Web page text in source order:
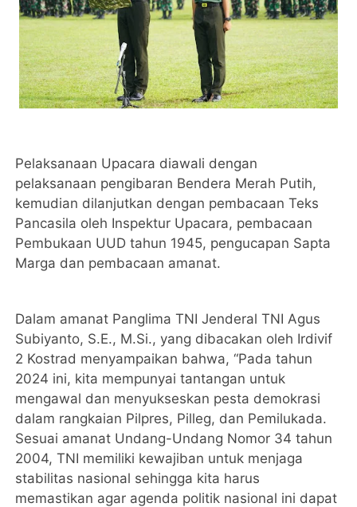
Pelaksanaan Upacara diawali dengan
pelaksanaan pengibaran Bendera Merah Putih,
kemudian dilanjutkan dengan pembacaan Teks
Pancasila oleh Inspektur Upacara, pembacaan
Pembukaan UUD tahun 1945, pengucapan Sapta
Marga dan pembacaan amanat.
Dalam amanat Panglima TNI Jenderal TNI Agus
Subiyanto, S.E., M.Si., yang dibacakan oleh Irdivif
2 Kostrad menyampaikan bahwa, “Pada tahun
2024 ini, kita mempunyai tantangan untuk
mengawal dan menyukseskan pesta demokrasi
dalam rangkaian Pilpres, Pilleg, dan Pemilukada.
Sesuai amanat Undang-Undang Nomor 34 tahun
2004, TNI memiliki kewajiban untuk menjaga
stabilitas nasional sehingga kita harus
memastikan agar agenda politik nasional ini dapat